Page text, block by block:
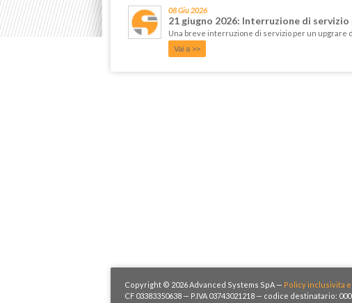
08 Giu 2026
21 giugno 2026: Interruzione di
Una breve interruzione di servizio per un upgrare
Vai a >>
Copyright © 2026 Advanced Systems SpA — Policy inclusivita
CF 03383350638 — P.IVA 03743021218 — codice destinatario: